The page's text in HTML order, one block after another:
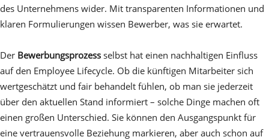
des Unternehmens wider. Mit transparenten Informationen und
klaren Formulierungen wissen Bewerber, was sie erwartet.
Der Bewerbungsprozess selbst hat einen nachhaltigen Einfluss
auf den Employee Lifecycle. Ob die künftigen Mitarbeiter sich
wertgeschätzt und fair behandelt fühlen, ob man sie jederzeit
über den aktuellen Stand informiert – solche Dinge machen oft
einen großen Unterschied. Sie können den Ausgangspunkt für
eine vertrauensvolle Beziehung markieren, aber auch schon auf